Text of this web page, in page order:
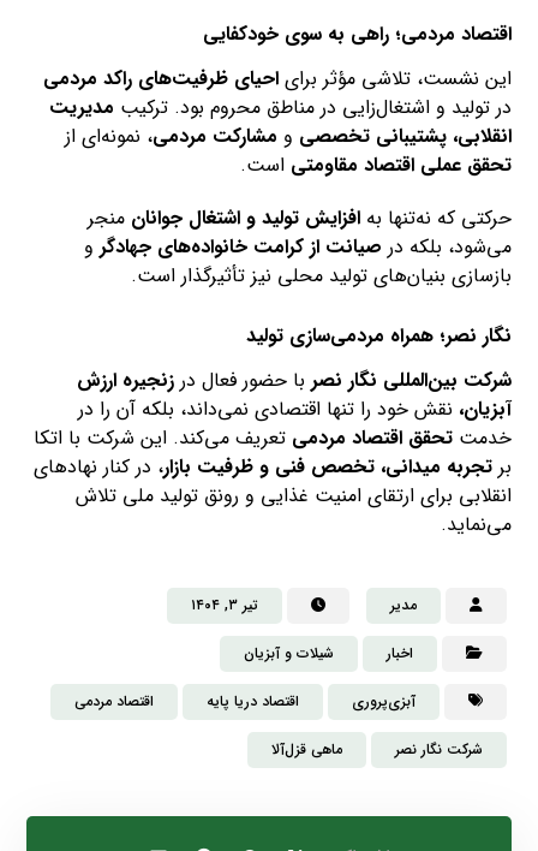
اقتصاد مردمی؛ راهی به سوی خودکفایی
این نشست، تلاشی مؤثر برایاحیای ظرفیت‌های راکد مردمی
در تولید و اشتغال‌زایی در مناطق محروم بود. ترکیب مدیریت
انقلابی، پشتیبانی تخصصی و مشارکت مردمی، نمونه‌ای از
تحقق عملی اقتصاد مقاومتی است.
حرکتی که نه‌تنها بهافزایش تولید و اشتغال جوانان منجر
می‌شود، بلکه در صیانت از کرامت خانواده‌های جهادگر و
بازسازی بنیان‌های تولید محلی نیز تأثیرگذار است.
نگار نصر؛ همراه مردمی‌سازی تولید
شرکت بین‌المللی نگار نصر با حضور فعال درزنجیره ارزش
آبزیان، نقش خود را تنها اقتصادی نمی‌داند، بلکه آن را در
خدمتتحقق اقتصاد مردمی تعریف می‌کند. این شرکت با اتکا
برتجربه میدانی، تخصص فنی و ظرفیت بازار، در کنار نهادهای
انقلابی برای ارتقای امنیت غذایی و رونق تولید ملی تلاش
می‌نماید.
مدیر تیر ۳, ۱۴۰۴
اخبار شیلات و آبزیان
آبزی‌پروری اقتصاد دریا پایه اقتصاد مردمی
شرکت نگار نصر ماهی قزل‌آلا